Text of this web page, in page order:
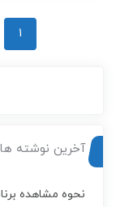
1
آخرین نوشته ها
نحوه مشاهده